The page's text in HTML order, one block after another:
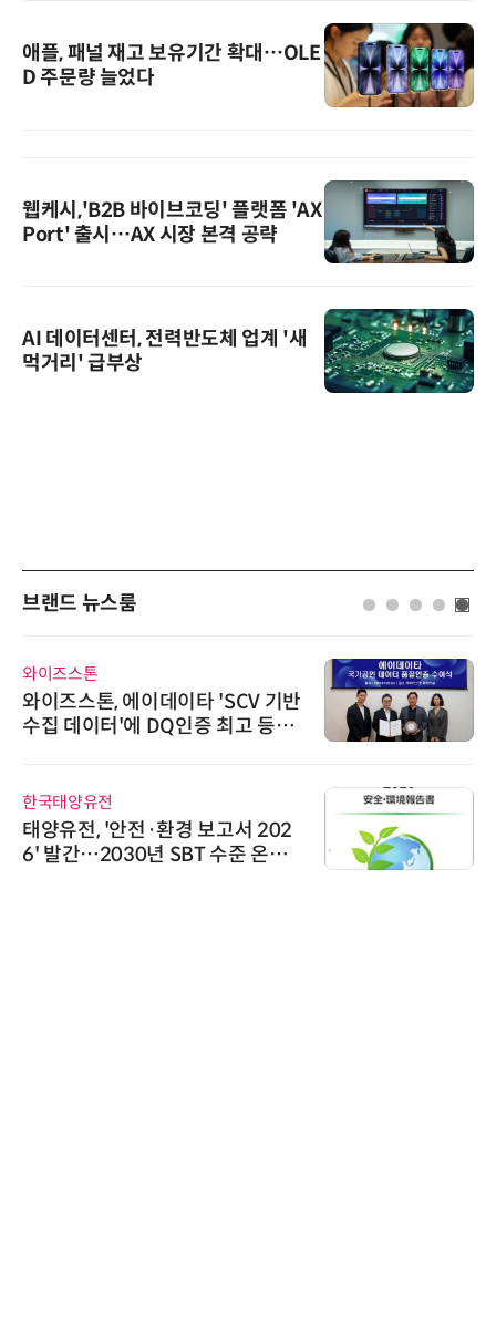
애플, 패널 재고 보유기간 확대…OLE
D 주문량 늘었다
웹케시,'B2B 바이브코딩' 플랫폼 'AX
Port' 출시…AX 시장 본격 공략
AI 데이터센터, 전력반도체 업계 '새
먹거리' 급부상
브랜드 뉴스룸
기반
급
202
실
디에스앤지, 'AI EXPO
26' 참가 성료… AI 전 생애주
우르는 통합 솔루션 선봬
슈퍼솔루션, 2026 Next-Gen
ooling Summit 성황리 성료